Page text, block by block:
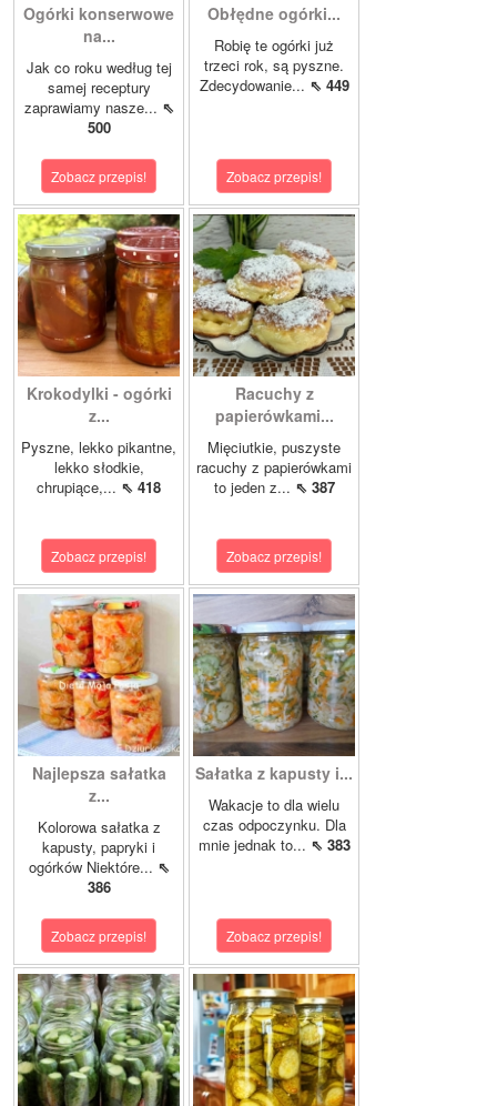
Ogórki konserwowe
na...
Jak co roku według tej
samej receptury
zaprawiamy nasze... ⇖
500
Zobacz przepis!
Obłędne ogórki...
Robię te ogórki już
trzeci rok, są pyszne.
Zdecydowanie... ⇖ 449
Zobacz przepis!
Krokodylki - ogórki
z...
Pyszne, lekko pikantne,
lekko słodkie,
chrupiące,... ⇖ 418
Zobacz przepis!
Racuchy z
papierówkami...
Mięciutkie, puszyste
racuchy z papierówkami
to jeden z... ⇖ 387
Zobacz przepis!
Najlepsza sałatka
z...
Kolorowa sałatka z
kapusty, papryki i
ogórków Niektóre... ⇖
386
Zobacz przepis!
Sałatka z kapusty i...
Wakacje to dla wielu
czas odpoczynku. Dla
mnie jednak to... ⇖ 383
Zobacz przepis!